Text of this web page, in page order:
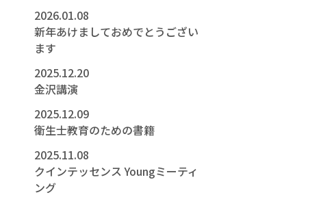
2026.01.08
新年あけましておめでとうござい
ます
2025.12.20
金沢講演
2025.12.09
衛生士教育のための書籍
2025.11.08
クインテッセンス Youngミーティ
ング